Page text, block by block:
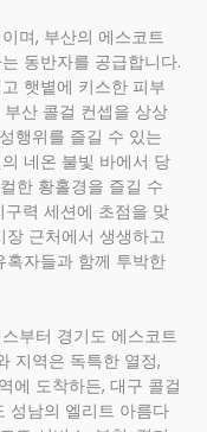
며, 부산의 에스코트
동반자를 공급합니다.
햇볕에 키스한 피부
산 콜걸 컨셉을 상상
행위를 즐길 수 있는
네온 불빛 바에서 당
한 황홀경을 즐길 수
구력 세션에 초점을 맞
근처에서 생생하고
혹자들과 함께 투박한
부터 경기도 에스코트
지역은 독특한 열정,
에 도착하든, 대구 콜걸
성남의 엘리트 아름다